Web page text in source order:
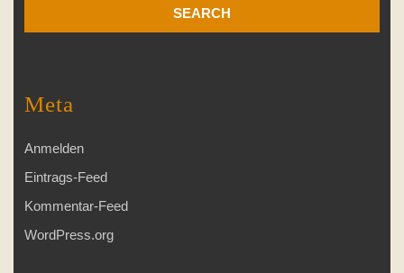
Meta
Anmelden
Eintrags-Feed
Kommentar-Feed
WordPress.org